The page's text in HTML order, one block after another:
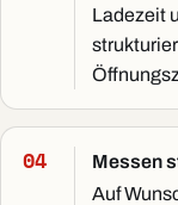
Ladezeit
Messen
Auf